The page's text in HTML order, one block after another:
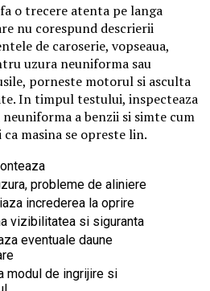
o trecere atenta pe langa
nu corespund descrierii
de caroserie, vopseaua,
uzura neuniforma sau
porneste motorul si asculta
In timpul testului, inspecteaza
a benzii si simte cum
masina se opreste lin.
probleme de aliniere
increderea la oprire
vizibilitatea si siguranta
eventuale daune
modul de ingrijire si